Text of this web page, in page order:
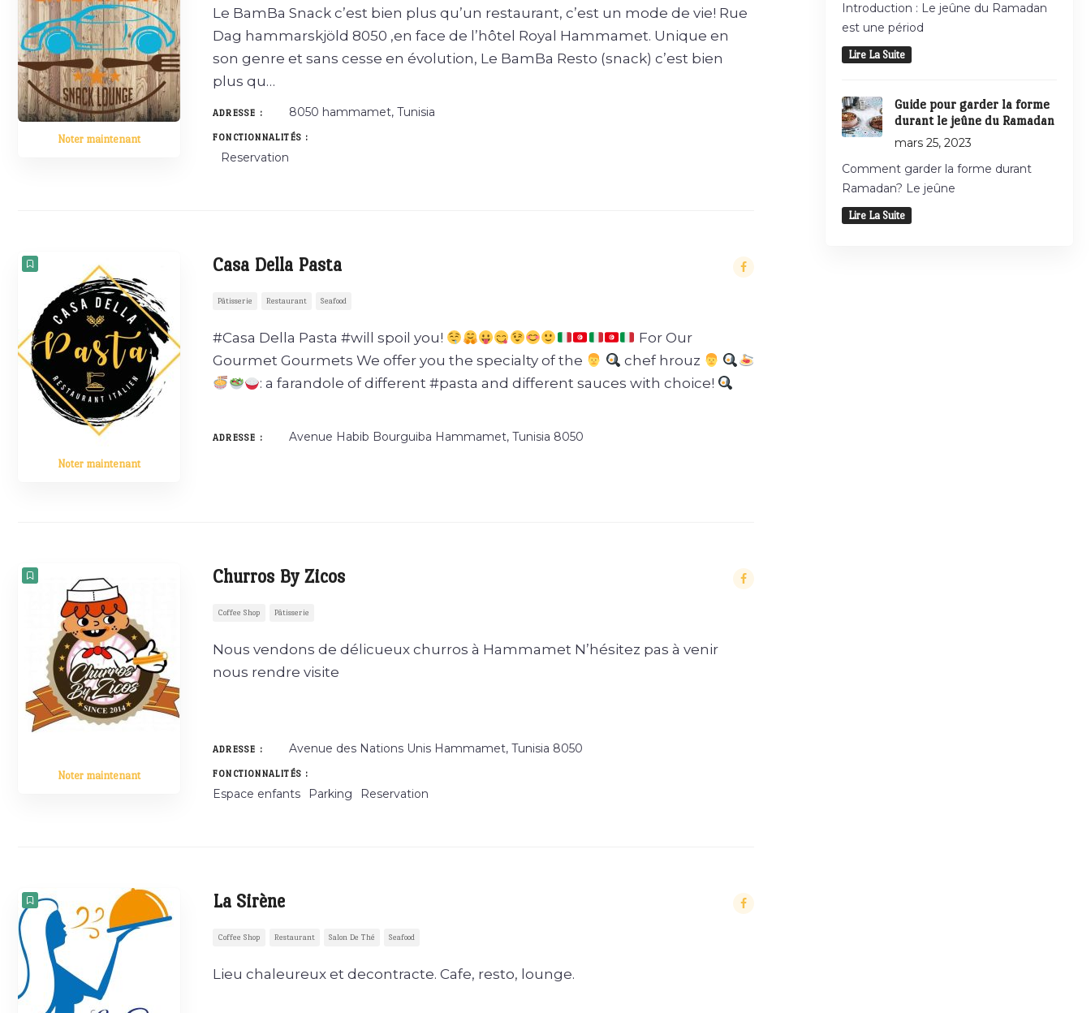
Noter maintenant
Le BamBa Snack c’est bien plus qu’un restaurant, c’est un mode de vie! Rue
Dag hammarskjöld 8050 ,en face de l’hôtel Royal Hammamet. Unique en
son genre et sans cesse en évolution, Le BamBa Resto (snack) c’est bien
plus qu…
ADRESSE : 8050 hammamet, Tunisia
FONCTIONNALITÉS :
Reservation
Noter maintenant
Casa Della Pasta
Pâtisserie Restaurant Seafood
#Casa Della Pasta #will spoil you!
For Our
Gourmet Gourmets We offer you the specialty of the
chef hrouz
: a farandole of different #pasta and different sauces with choice!
ADRESSE : Avenue Habib Bourguiba Hammamet, Tunisia 8050
Noter maintenant
Churros By Zicos
Coffee Shop Pâtisserie
Nous vendons de délicueux churros à Hammamet N’hésitez pas à venir
nous rendre visite
ADRESSE : Avenue des Nations Unis Hammamet, Tunisia 8050
FONCTIONNALITÉS :
Espace enfants Parking Reservation
La Sirène
Coffee Shop Restaurant Salon De Thé Seafood
Lieu chaleureux et decontracte. Cafe, resto, lounge.
Introduction : Le jeûne du Ramadan
est une périod
Lire La Suite
Guide pour garder la forme
durant le jeûne du Ramadan
mars 25, 2023
Comment garder la forme durant
Ramadan? Le jeûne
Lire La Suite